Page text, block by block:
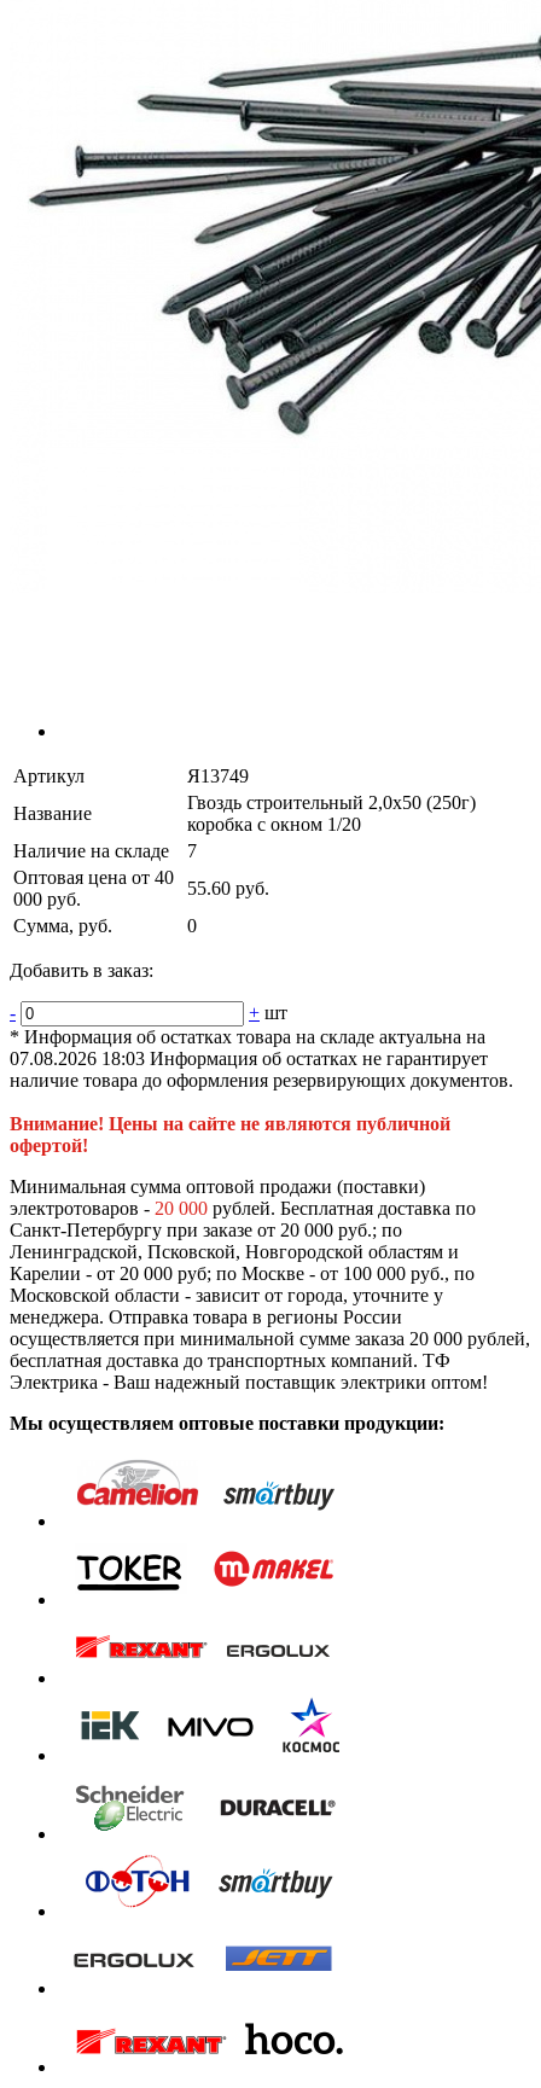
Артикул
Я13749
Название
Гвоздь строительный 2,0х50 (250г)
коробка с окном 1/20
Наличие на складе
7
Оптовая цена от 40
000 руб.
55.60 руб.
Сумма, руб.
0
Добавить в заказ:
- + шт
* Информация об остатках товара на складе актуальна на
07.08.2026 18:03 Информация об остатках не гарантирует
наличие товара до оформления резервирующих документов.
Внимание! Цены на сайте не являются публичной
офертой!
Минимальная сумма оптовой продажи (поставки)
электротоваров - 20 000 рублей. Бесплатная доставка по
Санкт-Петербургу при заказе от 20 000 руб.; по
Ленинградской, Псковской, Новгородской областям и
Карелии - от 20 000 руб; по Москве - от 100 000 руб., по
Московской области - зависит от города, уточните у
менеджера. Отправка товара в регионы России
осуществляется при минимальной сумме заказа 20 000 рублей,
бесплатная доставка до транспортных компаний. ТФ
Электрика - Ваш надежный поставщик электрики оптом!
Мы осуществляем оптовые поставки продукции: